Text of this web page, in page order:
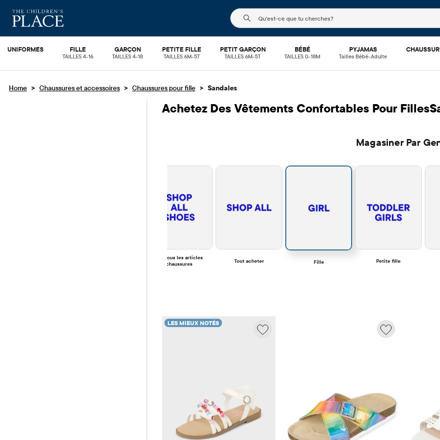
Le champ de recherche ci-dessous filtre les
UNIFORMES FILLE
TAILLES 4-16
GARÇON
TAILLES 4-18
PETITE FILLE
TAILLES 6M-5T
PETIT GARÇON
TAILLES 6M-5T
BÉBÉ
TAILLES 0-18M
PYJAMAS
Tailles Bébé-Adulte
Home > Chaussures et accessoires > Chaussures pour fille > Sandales
Achetez Des Vêtements Confortables Pour
Magasiner Par
Voir tous les articles
chaussures
Tout acheter Fille Petite fille
LES MIEUX NOTÉS